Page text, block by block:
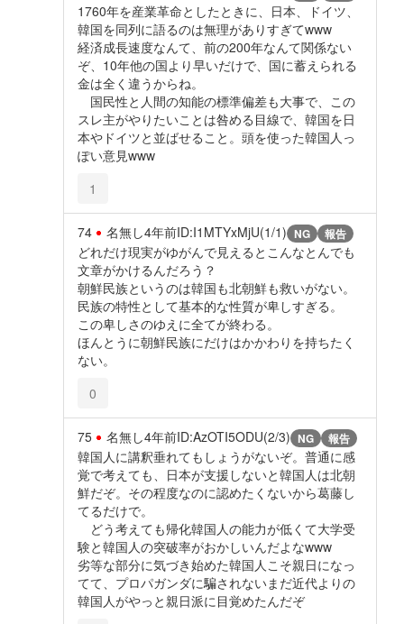
1760年を産業革命としたときに、日本、ドイツ、
韓国を同列に語るのは無理がありすぎてwww
経済成長速度なんて、前の200年なんて関係ない
ぞ、10年他の国より早いだけで、国に蓄えられる
金は全く違うからね。
国民性と人間の知能の標準偏差も大事で、この
スレ主がやりたいことは咎める目線で、韓国を日
本やドイツと並ばせること。頭を使った韓国人っ
ぽい意見www
1
74 名無し4年前ID:I1MTYxMjU(1/1) NG 報告
どれだけ現実がゆがんで見えるとこんなとんでも
文章がかけるんだろう？
朝鮮民族というのは韓国も北朝鮮も救いがない。
民族の特性として基本的な性質が卑しすぎる。
この卑しさのゆえに全てが終わる。
ほんとうに朝鮮民族にだけはかかわりを持ちたく
ない。
0
75 名無し4年前ID:AzOTI5ODU(2/3) NG 報告
韓国人に講釈垂れてもしょうがないぞ。普通に感
覚で考えても、日本が支援しないと韓国人は北朝
鮮だぞ。その程度なのに認めたくないから葛藤し
てるだけで。
どう考えても帰化韓国人の能力が低くて大学受
験と韓国人の突破率がおかしいんだよなwww
劣等な部分に気づき始めた韓国人こそ親日になっ
てて、プロパガンダに騙されないまだ近代よりの
韓国人がやっと親日派に目覚めたんだぞ